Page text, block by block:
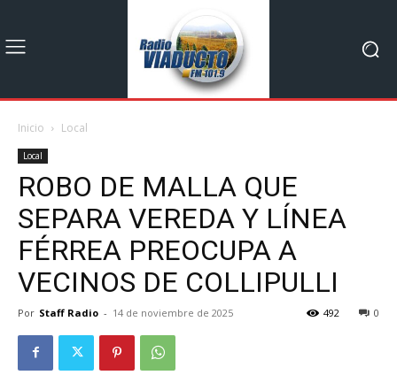
Inicio Local
Local
ROBO DE MALLA QUE
SEPARA VEREDA Y LÍNEA
FÉRREA PREOCUPA A
VECINOS DE COLLIPULLI
Por Staff Radio - 14 de noviembre de 2025 0
492